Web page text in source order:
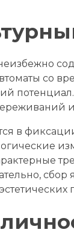
со
в
сбор